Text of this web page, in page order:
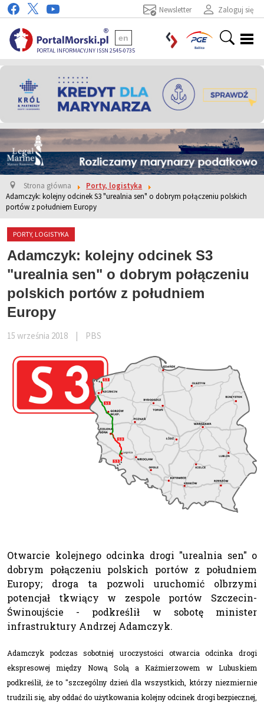
Zaloguj się
Newsletter
PORTAL INFORMACYJNY ISSN 2545-0735
en
Strona główna
Porty, logistyka
Adamczyk: kolejny odcinek S3 "urealnia sen" o dobrym połączeniu polskich
portów z południem Europy
PORTY, LOGISTYKA
Adamczyk: kolejny odcinek S3
"urealnia sen" o dobrym połączeniu
polskich portów z południem
Europy
15 września 2018 PBS
Otwarcie kolejnego odcinka drogi "urealnia sen" o
dobrym połączeniu polskich portów z południem
Europy; droga ta pozwoli uruchomić olbrzymi
potencjał tkwiący w zespole portów Szczecin-
Świnoujście - podkreślił w sobotę minister
infrastruktury Andrzej Adamczyk.
Adamczyk podczas sobotniej uroczystości otwarcia odcinka drogi
ekspresowej między Nową Solą a Kaźmierzowem w Lubuskiem
podkreślił, że to "szczególny dzień dla wszystkich, którzy niezmiernie
trudzili się, aby oddać do użytkowania kolejny odcinek drogi bezpiecznej,